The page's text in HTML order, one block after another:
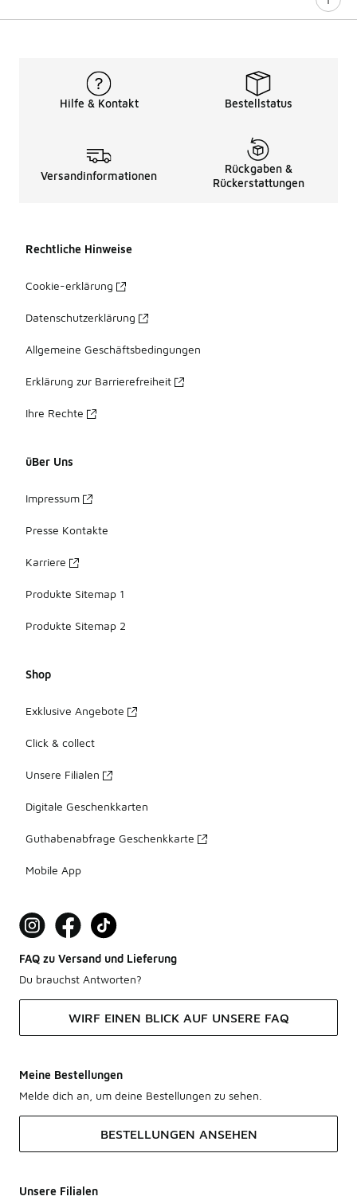
Hilfe & Kontakt Bestellstatus
Versandinformationen
Rückgaben &
Rückerstattungen
Rechtliche Hinweise
Cookie-erklärung
Datenschutzerklärung
Allgemeine Geschäftsbedingungen
Erklärung zur Barrierefreiheit
Ihre Rechte
üBer Uns
Impressum
Presse Kontakte
Karriere
Produkte Sitemap 1
Produkte Sitemap 2
Shop
Exklusive Angebote
Click & collect
Unsere Filialen
Digitale Geschenkkarten
Guthabenabfrage Geschenkkarte
Mobile App
FAQ zu Versand und Lieferung
Du brauchst Antworten?
WIRF EINEN BLICK AUF UNSERE FAQ
Meine Bestellungen
Melde dich an, um deine Bestellungen zu sehen.
BESTELLUNGEN ANSEHEN
Unsere Filialen